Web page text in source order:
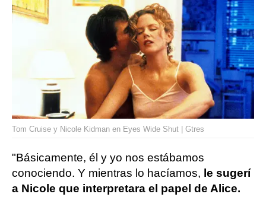
Tom Cruise y Nicole Kidman en Eyes Wide Shut | Gtres
"Básicamente, él y yo nos estábamos
conociendo. Y mientras lo hacíamos, le sugerí
a Nicole que interpretara el papel de Alice.